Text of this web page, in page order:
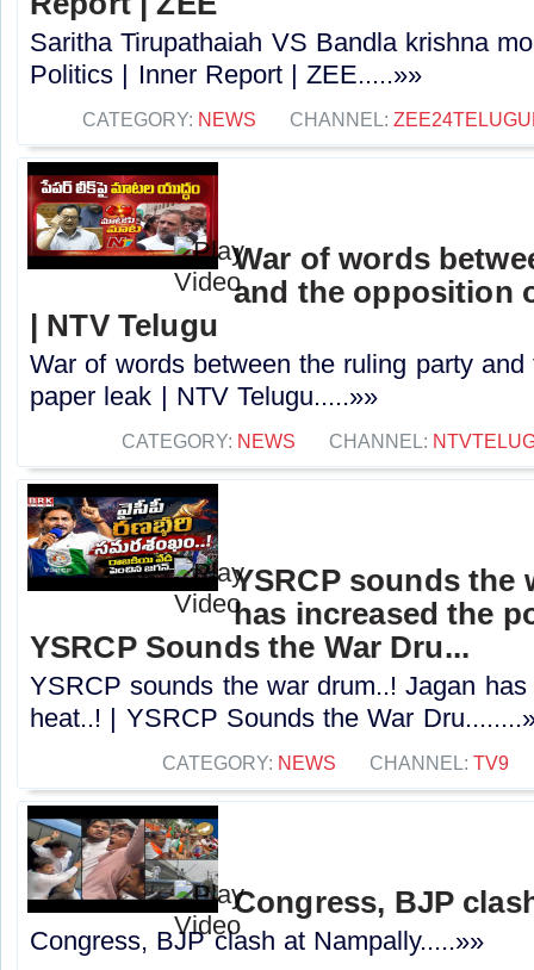
Saritha Tirupathaiah VS Bandla krishna
Politics | Inner Report | ZEE.....»»
CATEGORY: NEWS CHANNEL:
War of words
and the opposition
| NTV Telugu
War of words between the ruling party
paper leak | NTV Telugu.....»»
CATEGORY: NEWS CHANNEL:
YSRCP sounds the
has increased the
YSRCP Sounds the War Dru...
YSRCP sounds the war drum..! Jagan
heat..! | YSRCP Sounds the War
CATEGORY: NEWS CHANNEL: TV9
Congress, BJP
Congress, BJP clash at Nampally.....»»